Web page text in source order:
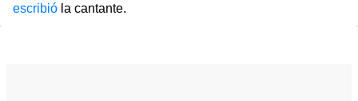
escribió la cantante.